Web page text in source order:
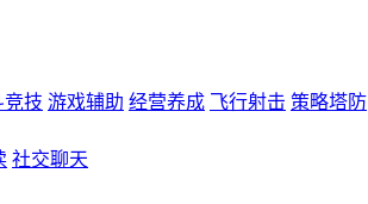
竞技 游戏辅助 经营养成 飞行射击 策略塔防
社交聊天